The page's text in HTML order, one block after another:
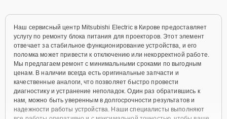
Наш сервисный центр Mitsubishi Electric в Кирове предоставляет
услугу по ремонту блока питания для проекторов. Этот элемент
отвечает за стабильное функционирование устройства, и его
поломка может привести к отключению или некорректной работе.
Мы предлагаем ремонт с минимальными сроками по выгодным
ценам. В наличии всегда есть оригинальные запчасти и
качественные аналоги, что позволяет быстро провести
диагностику и устранение неполадок. Один раз обратившись к
нам, можно быть уверенным в долгосрочности результатов и
надежности работы устройства. Наши специалисты выполняют